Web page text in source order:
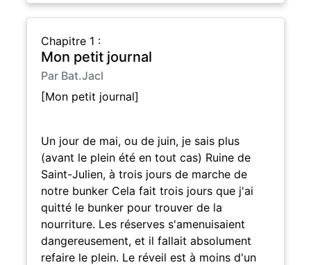
Chapitre 1 :
Mon petit journal
Par Bat.Jacl
[Mon petit journal]
Un jour de mai, ou de juin, je sais plus
(avant le plein été en tout cas) Ruine de
Saint-Julien, à trois jours de marche de
notre bunker Cela fait trois jours que j'ai
quitté le bunker pour trouver de la
nourriture. Les réserves s'amenuisaient
dangereusement, et il fallait absolument
refaire le plein. Le réveil est à moins d'un